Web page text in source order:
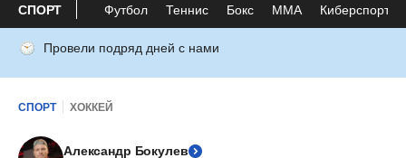
СПОРТ Футбол Теннис Бокс ММА Киберспорт
Провели подряд дней с нами
СПОРТ ХОККЕЙ
Александр Бокулев